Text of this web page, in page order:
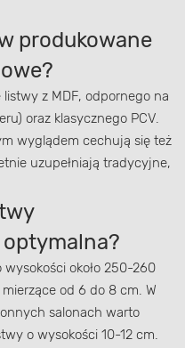
produkowane
z MDF, odpornego na
oraz klasycznego PCV.
wyglądem cechują się też
uzupełniają tradycyjne,
około 250-260
od 6 do 8 cm. W
salonach warto
o wysokości 10-12 cm.